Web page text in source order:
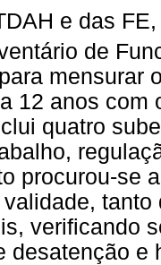
e das
de
mensurar
12 anos com
quatro
procurou-se
verificando
desatenção